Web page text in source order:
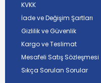
KVKK
İade ve Değişim Şartları
Gizlilik ve Güvenlik
Kargo ve Teslimat
Mesafeli Satış Sözleşmesi
Sıkça Sorulan Sorular